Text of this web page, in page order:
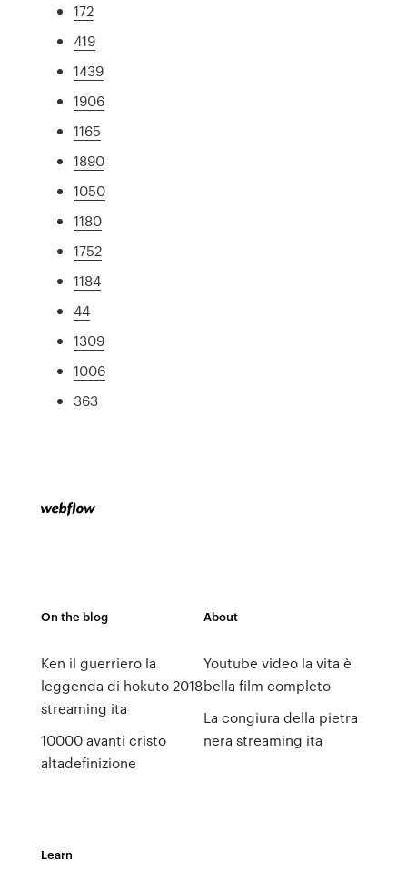
172
419
1439
1906
1165
1890
1050
1180
1752
1184
44
1309
1006
363
On the blog
Ken il guerriero la
leggenda di hokuto 2018
streaming ita
10000 avanti cristo
altadefinizione
About
Youtube video la vita è
bella film completo
La congiura della pietra
nera streaming ita
Learn